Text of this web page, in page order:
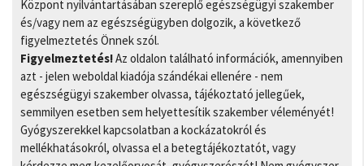
Központ nyilvántartásában szereplő egészségügyi szakember
és/vagy nem az egészségügyben dolgozik, a következő
figyelmeztetés Önnek szól.
Figyelmeztetés!Az oldalon található információk, amennyiben
azt - jelen weboldal kiadója szándékai ellenére - nem
egészségügyi szakember olvassa, tájékoztató jellegűek,
semmilyen esetben sem helyettesítik szakember véleményét!
Gyógyszerekkel kapcsolatban a kockázatokról és
mellékhatásokról, olvassa el a betegtájékoztatót, vagy